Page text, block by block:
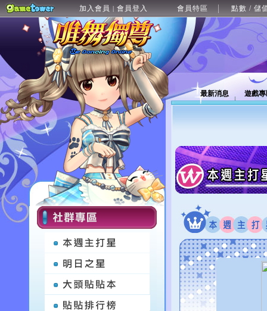
加入會員 | 會員登入 會員特區 點數 / 儲
最新消息 遊戲